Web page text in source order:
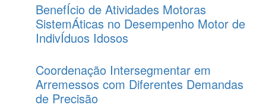
BenefÍcio de Atividades Motoras
SistemÁticas no Desempenho Motor de
IndivÍduos Idosos
Coordenação Intersegmentar em
Arremessos com Diferentes Demandas
de Precisão